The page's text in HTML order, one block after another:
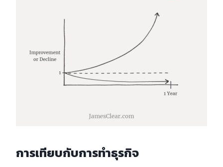
การเทียบกับการทำธุรกิจ